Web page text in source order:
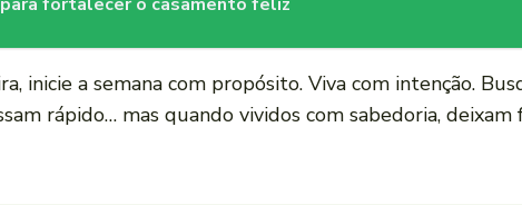
inicie a semana com propósito. Viva com intenção.
rápido… mas quando vividos com sabedoria,